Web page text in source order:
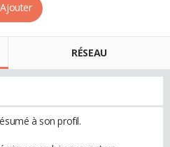
Ajouter
RÉSEAU
à son profil.